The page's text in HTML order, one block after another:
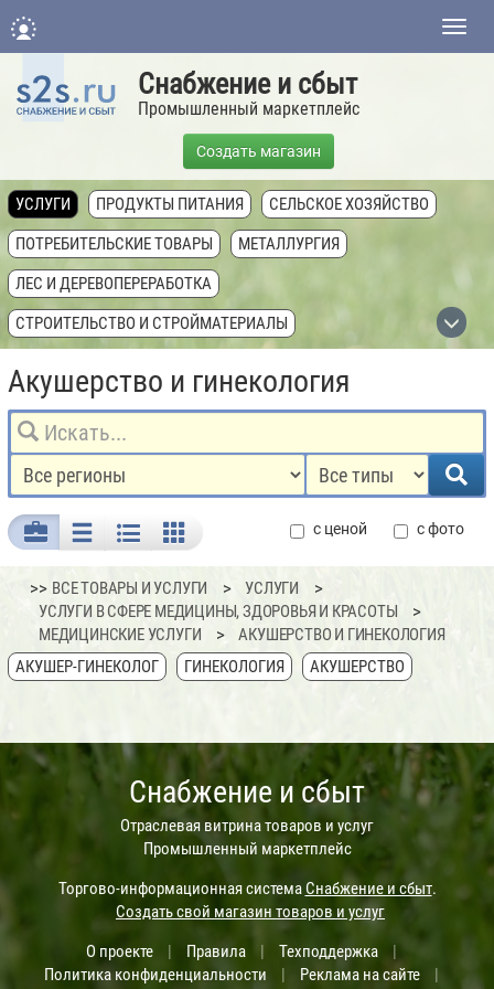
Снабжение и сбыт
Промышленный маркетплейс
Создать магазин
УСЛУГИ ПРОДУКТЫ ПИТАНИЯ
СЕЛЬСКОЕ ХОЗЯЙСТВО
ПОТРЕБИТЕЛЬСКИЕ ТОВАРЫ
МЕТАЛЛУРГИЯ
ЛЕС И ДЕРЕВОПЕРЕРАБОТКА
СТРОИТЕЛЬСТВО И СТРОЙМАТЕРИАЛЫ
ТОПЛИВНАЯ ПРОМЫШЛЕННОСТЬ
ТЕХНИКА, ОБОРУДОВАНИЕ, КОМПЛЕКТУЮЩИЕ
НЕДВИЖИМОСТЬ И ЗЕМЛЯ
Акушерство и гинекология
с ценой с фото
>>ВСЕ ТОВАРЫ И УСЛУГИ
УСЛУГИ
УСЛУГИ В СФЕРЕ МЕДИЦИНЫ, ЗДОРОВЬЯ И КРАСОТЫ
МЕДИЦИНСКИЕ УСЛУГИ
АКУШЕРСТВО И ГИНЕКОЛОГИЯ
АКУШЕР-ГИНЕКОЛОГ
ГИНЕКОЛОГИЯ АКУШЕРСТВО
Снабжение и сбыт
Отраслевая витрина товаров и услуг
Промышленный маркетплейс
Торгово-информационная системаСнабжение и сбыт.
Создать свой магазин товаров и услуг
О проекте
Правила Техподдержка
Политика конфиденциальности
Реклама на сайте